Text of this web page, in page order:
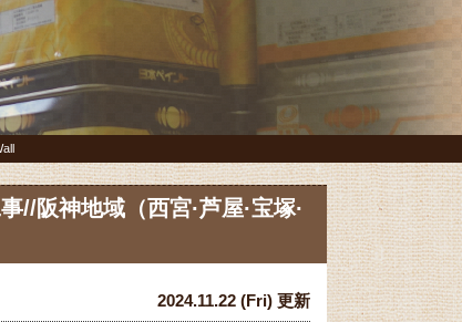
//阪神地域（西宮·芦屋·宝塚·
2024.11.22 (Fri) 更新